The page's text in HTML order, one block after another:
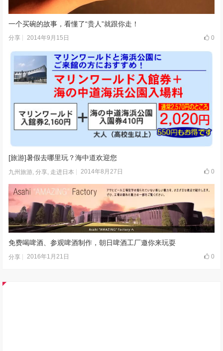
一个买碗的故事，看懂了“贵人”就跟你走！
分享 2014年9月15日 0
[旅游]暑假去哪里玩？海中道欢迎您
九州旅游,分享, 走进日本 2014年8月27日 0
免费喝啤酒、参观啤酒制作，朝日啤酒工厂邀你来玩耍
分享 2016年1月21日 0